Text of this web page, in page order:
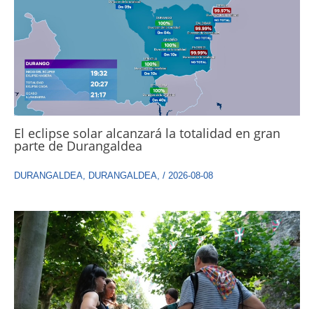
El eclipse solar alcanzará la totalidad en gran
parte de Durangaldea
DURANGALDEA DURANGALDEA / 2026-08-08